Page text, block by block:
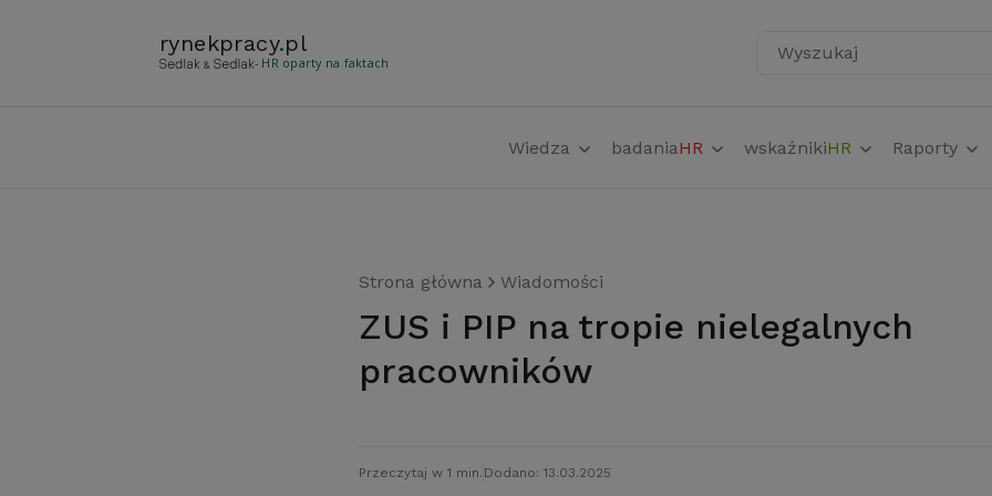
rynekpracy.pl
- HR oparty na faktach Wyszukaj
Wiedza badaniaHR wskaźnikiHR Raporty
Strona główna Wiadomości
ZUS i PIP na tropie nielegalnych
pracowników
Przeczytaj w 1 min. Dodano: 13.03.2025